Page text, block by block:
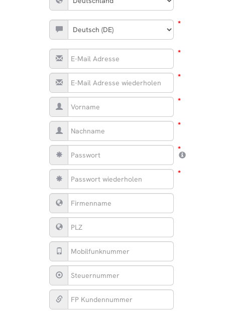
*
*
*
*
*
*
*